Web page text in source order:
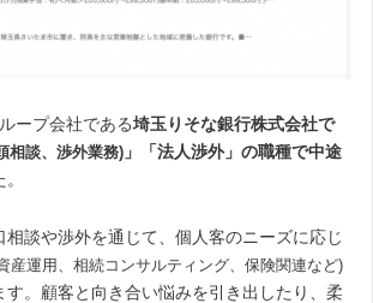
ープ会社である埼玉りそな銀行株式会社で
相談、渉外業務) 」「法人渉外」の職種で中途
相談や渉外を通じて、個人客のニーズに応じ
産運用、相続コンサルティング、保険関連など)
す。顧客と向き合い悩みを引き出したり、柔